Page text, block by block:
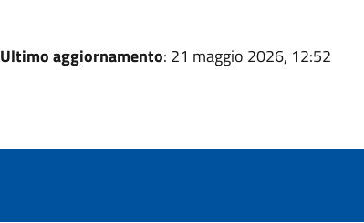
Ultimo aggiornamento: 21 maggio 2026, 12:52